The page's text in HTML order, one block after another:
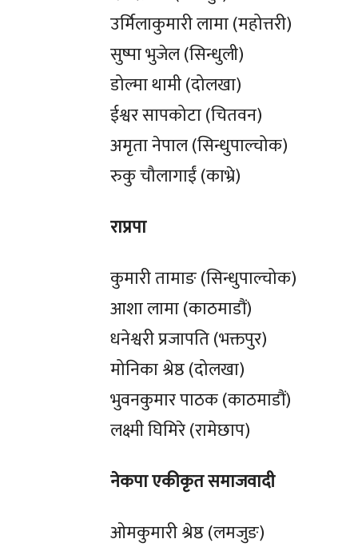
उर्मिलाकुमारी लामा (महोत्तरी)
सुष्पा भुजेल (सिन्धुली)
डोल्मा थामी (दोलखा)
ईश्वर सापकोटा (चितवन)
अमृता नेपाल (सिन्धुपाल्चोक)
रुकु चौलागाईं (काभ्रे)
राप्रपा
कुमारी तामाङ (सिन्धुपाल्चोक)
आशा लामा (काठमाडौं)
धनेश्वरी प्रजापति (भक्तपुर)
मोनिका श्रेष्ठ (दोलखा)
भुवनकुमार पाठक (काठमाडौं)
लक्ष्मी घिमिरे (रामेछाप)
नेकपा एकीकृत समाजवादी
ओमकुमारी श्रेष्ठ (लमजुङ)